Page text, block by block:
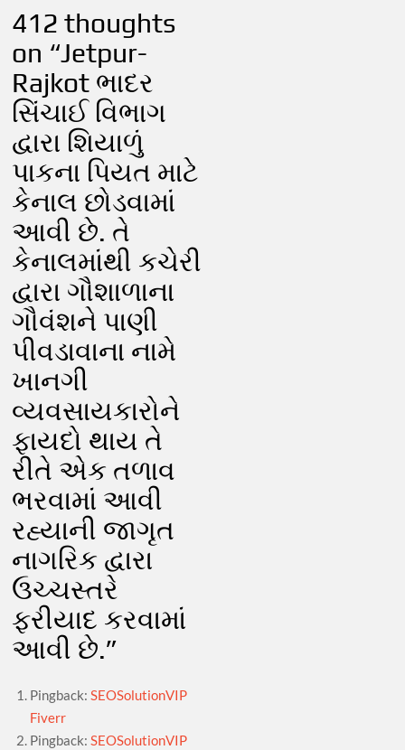
412 thoughts
on “Jetpur-
Rajkot ભાદર
સિંચાઈ વિભાગ
દ્વારા શિયાળું
પાકના પિયત માટે
કેનાલ છોડવામાં
આવી છે. તે
કેનાલમાંથી કચેરી
દ્વારા ગૌશાળાના
ગૌવંશને પાણી
પીવડાવાના નામે
ખાનગી
વ્યવસાયકારોને
ફાયદો થાય તે
રીતે એક તળાવ
ભરવામાં આવી
રહ્યાની જાગૃત
નાગરિક દ્વારા
ઉચ્ચસ્તરે
ફરીયાદ કરવામાં
આવી છે.”
Pingback:SEOSolutionVIP
Fiverr
Pingback:SEOSolutionVIP